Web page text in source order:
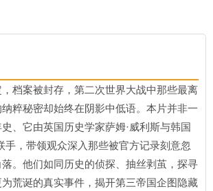
档案被封存，第二次世界大战中那些最离
粹秘密却始终在阴影中低语。本片并非一
、它由英国历史学家萨姆·威利斯与韩国
手，带领观众深入那些被官方记录刻意忽
。他们如同历史的侦探、抽丝剥茧，探寻
荒诞的真实事件，揭开第三帝国企图隐藏